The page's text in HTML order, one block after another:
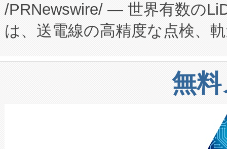
プログラムには、施設設計・
に関する技術移転および知的
構造化トレーニングカリキュ
上げおよび商用化段階におけ
設備整備および立ち上げ調整
加組織は、Enzeneのバイオ
選定された製品について、自
た。 Voltaiq独自のAI搭載プラ
定、統合、導入、運用に至る
安全性を追跡し、確保する事
増加しているデータセンター
る電力網に大きな負担をかけ
事業者の負担軽減という課題
系統連系を迅速にし、ピーク
/PRNewswire/ — 世界有数の
は、送電線の高精度な点検、
や穀物倉庫におけるバルク材
リューション「Avia 2」を発
したAvia 2は、1,000メート
狭視野のFOVを切り替えるこ
ケーブル、枝などの細かな対
無